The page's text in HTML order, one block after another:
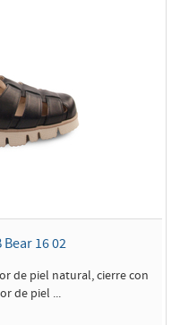
16 02
de piel natural, cierre con
de piel ...